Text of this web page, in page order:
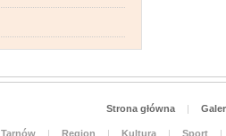
Strona główna |
Tarnów | Region | Kultura | Sport
|